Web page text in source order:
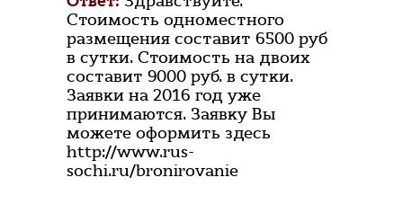
Стоимость одноместного
размещения составит 6500 руб
в сутки. Стоимость на двоих
составит 9000 руб. в сутки.
Заявки на 2016 год уже
принимаются. Заявку Вы
можете оформить здесь
http://www.rus-
sochi.ru/bronirovanie